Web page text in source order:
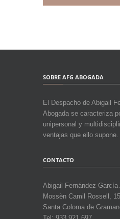
SOBRE AFG ABOGADA
El Despacho de Abigail
Abogada se caracteriza
unipersonal y
ventajas que ello supone.
CONTACTO
Abigail Fernández García
Mossèn Camil Rossell,
Santa Coloma de